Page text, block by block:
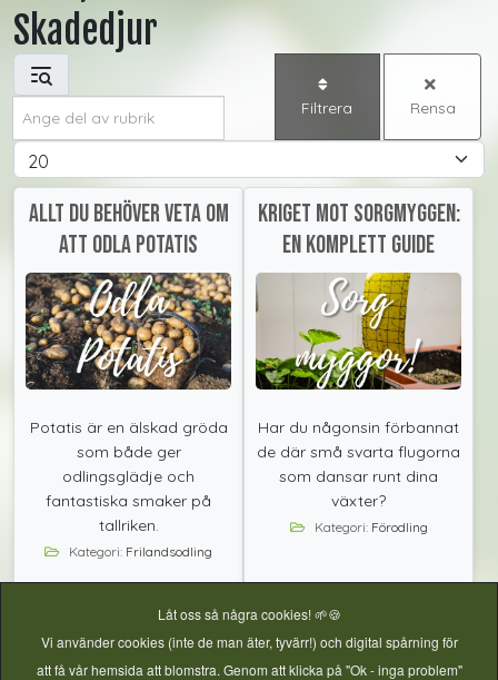
Skadedjur
Ange del av rubrik
Filtrera Rensa
Visa #
Allt du behöver veta om
att odla potatis
Potatis är en älskad gröda
som både ger
odlingsglädje och
fantastiska smaker på
tallriken.
Kategori: Frilandsodling
Kriget mot sorgmyggen:
En komplett guide
Har du någonsin förbannat
de där små svarta flugorna
som dansar runt dina
växter?
Kategori: Förodling
Låt oss så några cookies! 🌱🍪
Vi använder cookies (inte de man äter, tyvärr!) och digital spårning för
att få vår hemsida att blomstra. Genom att klicka på "Ok - inga problem"